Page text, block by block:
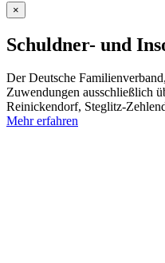
×
Schuldner- und
Der Deutsche
Zuwendungen ausschließlich
Reinickendorf, Steglitz-
Mehr erfahren